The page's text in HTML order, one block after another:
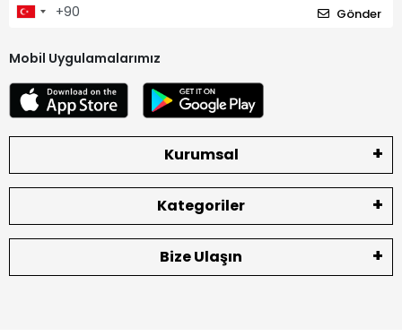
Gönder
Mobil Uygulamalarımız
Kurumsal
Kategoriler
Bize Ulaşın